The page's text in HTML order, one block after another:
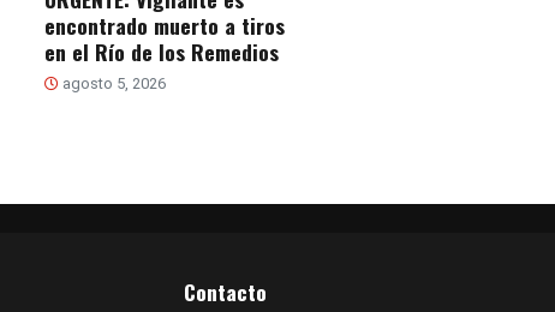
encontrado muerto a tiros
en el Río de los Remedios
agosto 5, 2026
Contacto